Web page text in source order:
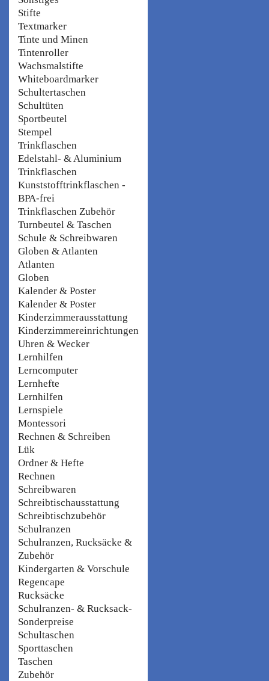
Stifte
Textmarker
Tinte und Minen
Tintenroller
Wachsmalstifte
Whiteboardmarker
Schultertaschen
Schultüten
Sportbeutel
Stempel
Trinkflaschen
Edelstahl- & Aluminium
Trinkflaschen
Kunststofftrinkflaschen -
BPA-frei
Trinkflaschen Zubehör
Turnbeutel & Taschen
Schule & Schreibwaren
Globen & Atlanten
Atlanten
Globen
Kalender & Poster
Kalender & Poster
Kinderzimmerausstattung
Kinderzimmereinrichtungen
Uhren & Wecker
Lernhilfen
Lerncomputer
Lernhefte
Lernhilfen
Lernspiele
Montessori
Rechnen & Schreiben
Lük
Ordner & Hefte
Rechnen
Schreibwaren
Schreibtischausstattung
Schreibtischzubehör
Schulranzen
Schulranzen, Rucksäcke &
Zubehör
Kindergarten & Vorschule
Regencape
Rucksäcke
Schulranzen- & Rucksack-
Sonderpreise
Schultaschen
Sporttaschen
Taschen
Zubehör